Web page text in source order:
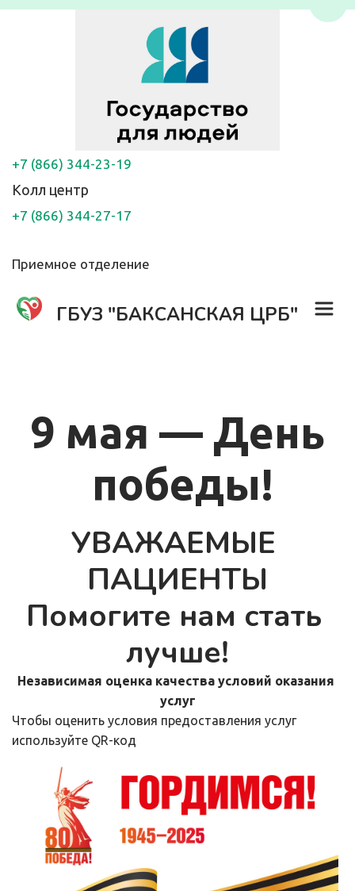
+7 (866) 344-23-19
Колл центр
+7 (866) 344-27-17
Приемное отделение
ГБУЗ "БАКСАНСКАЯ ЦРБ"
9 мая — День
победы!
УВАЖАЕМЫЕ
ПАЦИЕНТЫ
Помогите нам стать
лучше!
Независимая оценка качества условий оказания
услуг
Чтобы оценить условия предоставления услуг
используйте QR-код